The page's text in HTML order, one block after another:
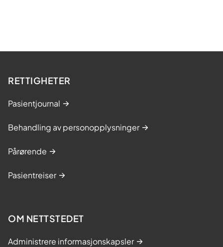
RETTIGHETER
Pasientjournal
Behandling av personopplysninger
Pårørende
Pasientreiser
OM NETTSTEDET
Administrere informasjonskapsler